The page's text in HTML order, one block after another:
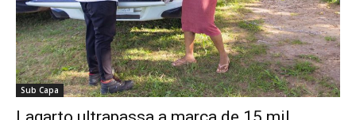
Sub Capa